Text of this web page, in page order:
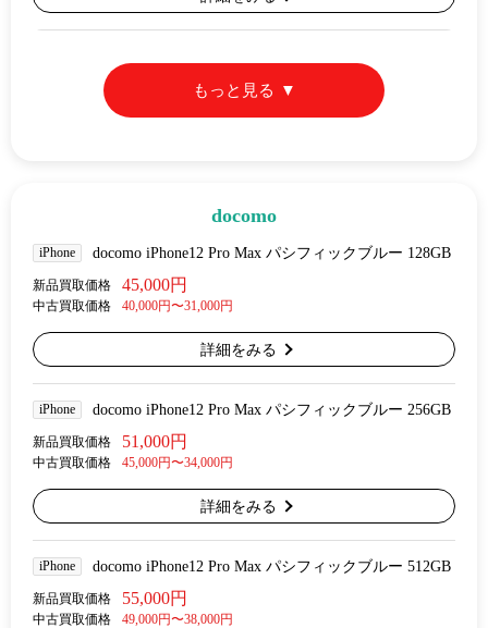
もっと見る
docomo
iPhone docomo iPhone12 Pro Max パシフィックブルー 128GB
新品買取価格 45,000円
中古買取価格 40,000円〜31,000円
詳細をみる
iPhone docomo iPhone12 Pro Max パシフィックブルー 256GB
新品買取価格 51,000円
中古買取価格 45,000円〜34,000円
詳細をみる
iPhone docomo iPhone12 Pro Max パシフィックブルー 512GB
新品買取価格 55,000円
中古買取価格 49,000円〜38,000円